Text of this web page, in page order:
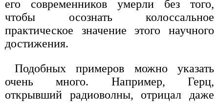
его современников умерли без того,
чтобы осознать колоссальное
практическое значение этого научного
достижения.
Подобных примеров можно указать
очень много. Например, Герц,
открывший радиоволны, отрицал даже